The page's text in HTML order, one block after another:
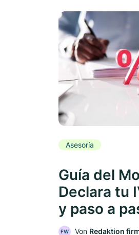
Asesoría
Guía del
Declara tu
y paso a
FW Von Redaktion